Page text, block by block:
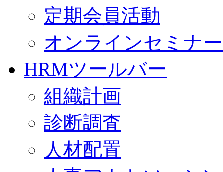
定期会員活動
オンラインセミナー
HRMツールバー
組織計画
診断調査
人材配置